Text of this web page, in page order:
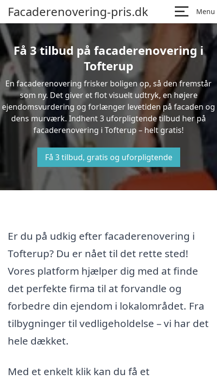
Facaderenovering-pris.dk Menu
Få 3 tilbud på facaderenovering i
Tofterup
En facaderenovering frisker boligen op, så den fremstår
som ny. Det giver et flot visuelt udtryk, en højere
ejendomsvurdering og forlænger levetiden på facaden og
dens murværk. Indhent 3 uforpligtende tilbud her på
facaderenovering i Tofterup – helt gratis!
Få 3 tilbud, gratis og uforpligtende
Er du på udkig efter facaderenovering i
Tofterup? Du er nået til det rette sted!
Vores platform hjælper dig med at finde
det perfekte firma til at forvandle og
forbedre din ejendom i lokalområdet. Fra
tilbygninger til vedligeholdelse – vi har det
hele dækket.
Med et enkelt klik kan du få et